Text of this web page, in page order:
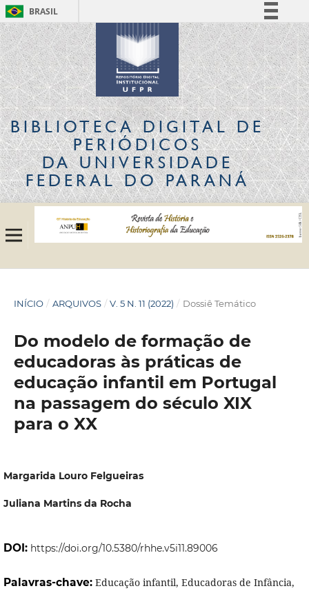
BRASIL
Simplifique!
Comunica BR
Participe
Acesso à informação
Legislação
Canais
BIBLIOTECA DIGITALDE
PERIÓDICOS
DA UNIVERSIDADE
FEDERAL DO PARANÁ
INÍCIO / ARQUIVOS / V. 5 N. 11 (2022) / Dossiê Temático
Do modelo de formação de
educadoras às práticas de
educação infantil em Portugal
na passagem do século XIX
para o XX
Margarida Louro Felgueiras
Juliana Martins da Rocha
DOI: https://doi.org/10.5380/rhhe.v5i11.89006
Palavras-chave: Educação infantil, Educadoras de Infância,